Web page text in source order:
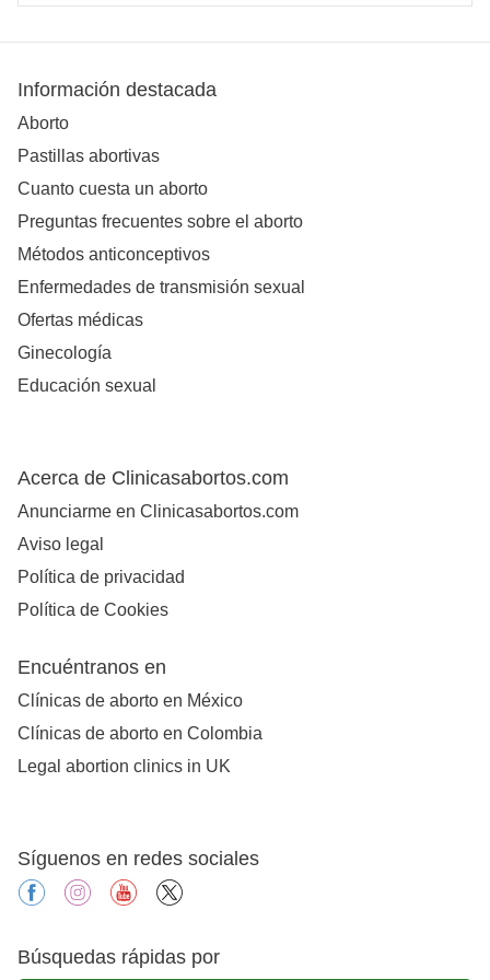
Información destacada
Aborto
Pastillas abortivas
Cuanto cuesta un aborto
Preguntas frecuentes sobre el aborto
Métodos anticonceptivos
Enfermedades de transmisión sexual
Ofertas médicas
Ginecología
Educación sexual
Acerca de Clinicasabortos.com
Anunciarme en Clinicasabortos.com
Aviso legal
Política de privacidad
Política de Cookies
Encuéntranos en
Clínicas de aborto en México
Clínicas de aborto en Colombia
Legal abortion clinics in UK
Síguenos en redes sociales
facebookinstagramyoutube
Búsquedas rápidas por